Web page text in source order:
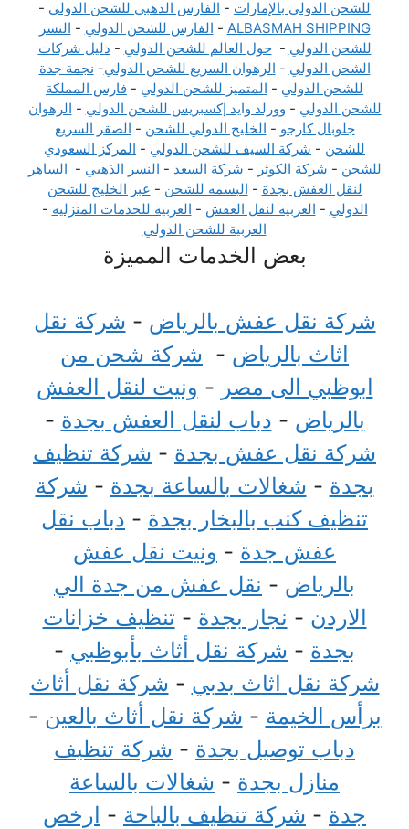
للشحن الدولي بالإمارات - الفارس الذهبي للشحن الدولي -
ALBASMAH SHIPPING
- الفارس للشحن الدولي - النسر
للشحن الدولي -حول العالم للشحن الدولي - دليل شركات
الشحن الدولي - الرهوان السريع للشحن الدولي- نجمة جدة
للشحن الدولي - المتميز للشحن الدولي - فارس المملكة
للشحن الدولي - وورلد وايد إكسبريس للشحن الدولي - الرهوان
جلوبال كارجو - الخليج الدولي للشحن - الصقر السريع
للشحن - شركة السيف للشحن الدولي - المركز السعودي
للشحن - شركة الكوثر - شركة السعد - النسر الذهبي - الساهر
لنقل العفش بجدة - البسمه للشحن - عبر الخليج للشحن
الدولي - العربية لنقل العفش - العربية للخدمات المنزلية -
العربية للشحن الدولي
بعض الخدمات المميزة
شركة نقل عفش بالرياض - شركة نقل
اثاث بالرياض - شركة شحن من
ابوظبي الى مصر - ونيت لنقل العفش
بالرياض - دباب لنقل العفش بجدة -
شركة نقل عفش بجدة - شركة تنظيف
بجدة - شغالات بالساعة بجدة - شركة
تنظيف كنب بالبخار بجدة - دباب نقل
عفش جدة - ونيت نقل عفش
بالرياض - نقل عفش من جدة الي
الاردن - نجار بجدة - تنظيف خزانات
بجدة - شركة نقل أثاث بأبوظبي -
شركة نقل اثاث بدبي - شركة نقل أثاث
برأس الخيمة - شركة نقل أثاث بالعين -
دباب توصيل بجدة - شركة تنظيف
منازل بجدة - شغالات بالساعة
جدة - شركة تنظيف بالباحة - ارخص